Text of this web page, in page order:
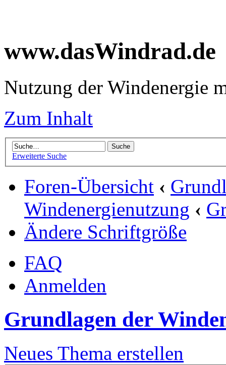
www.dasWindrad.de
Nutzung der Windenergie
Zum Inhalt
Erweiterte Suche
Foren-Übersicht ‹
Windenergienutzung ‹
Ändere Schriftgröße
FAQ
Anmelden
Grundlagen der
Neues Thema erstellen